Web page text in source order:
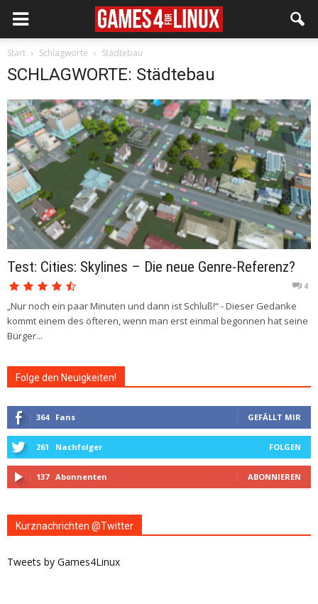
Start Schlagworte Städtebau
SCHLAGWORTE: Städtebau
Test: Cities: Skylines – Die neue Genre-Referenz?
4
„Nur noch ein paar Minuten und dann ist Schluß!“ - Dieser Gedanke
kommt einem des öfteren, wenn man erst einmal begonnen hat seine
Bürger...
Folge den Neuigkeiten!
364 Fans GEFÄLLT MIR
261 Nachfolger FOLGEN
137 Abonnenten ABONNIEREN
Kurznachrichten @Twitter
Tweets by Games4Linux